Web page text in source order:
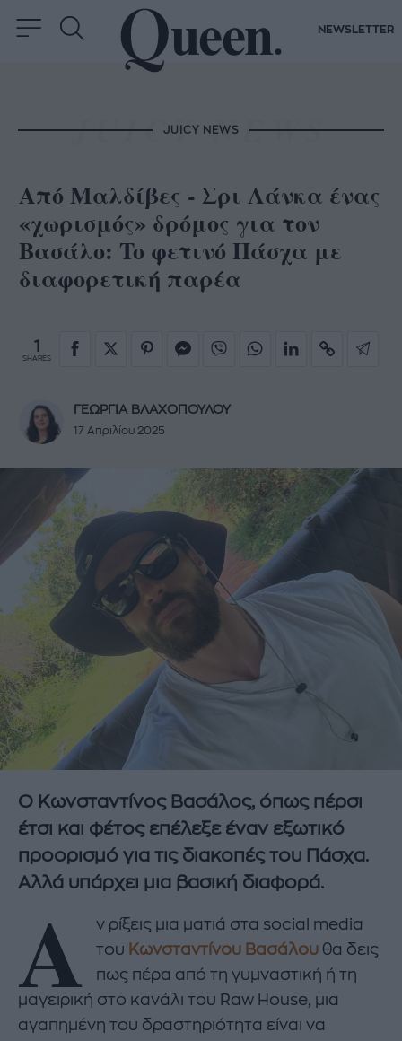
NEWSLETTER
JUICY NEWS
Από Μαλδίβες - Σρι Λάνκα ένας
«χωρισμός» δρόμος για τον
Βασάλο: To φετινό Πάσχα με
διαφορετική παρέα
1
SHARES
ΓΕΩΡΓΙΑ ΒΛΑΧΟΠΟΥΛΟΥ
17 Απριλίου 2025
Ο Κωνσταντίνος Βασάλος, όπως πέρσι
έτσι και φέτος επέλεξε έναν εξωτικό
προορισμό για τις διακοπές του Πάσχα.
Αλλά υπάρχει μια βασική διαφορά.
Α
ν ρίξεις μια ματιά στα social media
του Κωνσταντίνου Βασάλου θα δεις
πως πέρα από τη γυμναστική ή τη
μαγειρική στο κανάλι του Raw House, μια
αγαπημένη του δραστηριότητα είναι να